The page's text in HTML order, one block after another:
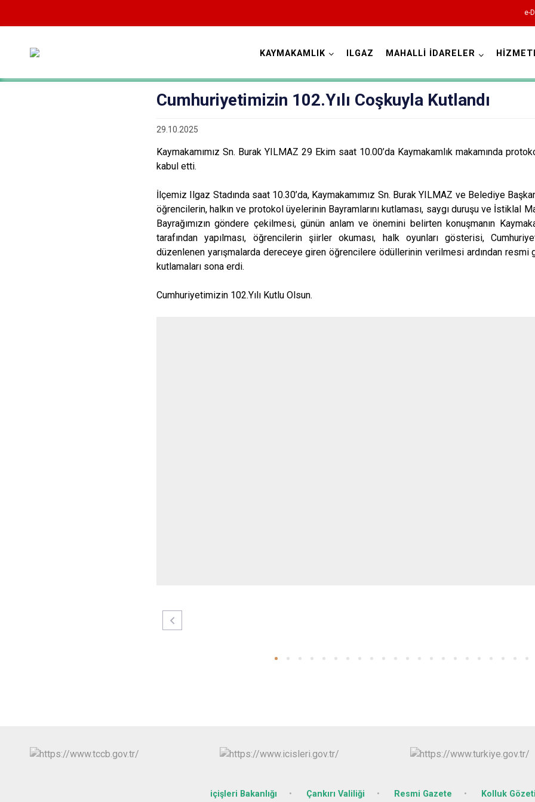
e-
Atkaracalar
Bayramören
Çerkeş
Eldivan
KAYMAKAMLIK ILGAZ MAHALLİ İDARELER
Cumhuriyetimizin 102.Yılı Coşkuyla Kutlandı
29.10.2025
Kaymakamımız Sn. Burak YILMAZ 29 Ekim saat 10.00’da Kaymakamlık makamında
kabul etti.
İlçemiz Ilgaz Stadında saat 10.30’da, Kaymakamımız Sn. Burak YILMAZ ve Belediye
öğrencilerin, halkın ve protokol üyelerinin Bayramlarını kutlaması, saygı duruşu ve İstiklal
Bayrağımızın göndere çekilmesi, günün anlam ve önemini belirten konuşmanın
tarafından yapılması, öğrencilerin şiirler okuması, halk oyunları gösterisi,
düzenlenen yarışmalarda dereceye giren öğrencilere ödüllerinin verilmesi ardından resmi
kutlamaları sona erdi.
Cumhuriyetimizin 102.Yılı Kutlu Olsun.
içişleri Bakanlığı Çankırı Valiliği Resmi Gazete Kolluk